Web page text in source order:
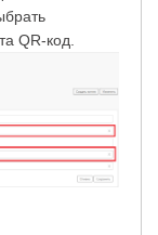
QR-код.